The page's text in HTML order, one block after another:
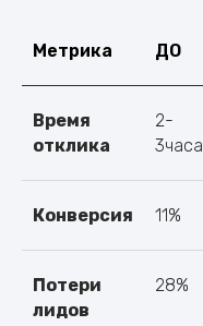
Метрика ДО
Время
отклика
2-
3часа
Конверсия 11%
Потери
лидов
28%